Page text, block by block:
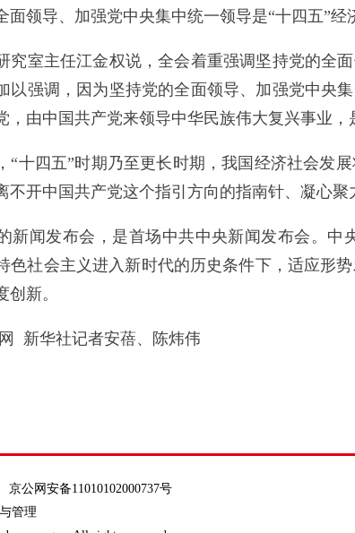
导、加强党中央集中统一领导是“十四五”经
室主任江金权说，全会着重强调坚持党的全面
以强调，因为坚持党的全面领导、加强党中央
，由中国共产党来领导中华民族伟大复兴事业
四五”时期乃至更长时期，我国经济社会发展
不开中国共产党这个指引方向的指南针、凝心
闻发布会，是首场中共中央新闻发布会。中
色社会主义进入新时代的历史条件下，适应形
新。
新华社记者安蓓、陈炜伟
公网安备11010102000737号
管理